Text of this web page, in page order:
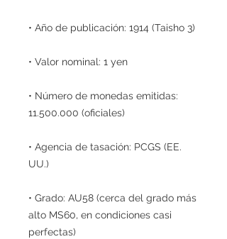
• Año de publicación: 1914 (Taisho 3)
• Valor nominal: 1 yen
• Número de monedas emitidas:
11.500.000 (oficiales)
• Agencia de tasación: PCGS (EE.
UU.)
• Grado: AU58 (cerca del grado más
alto MS60, en condiciones casi
perfectas)